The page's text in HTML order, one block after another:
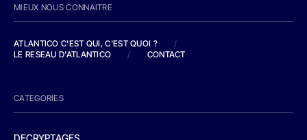
MIEUX NOUS CONNAITRE
ATLANTICO C'EST QUI, C'EST QUOI ?
/
LE RESEAU D'ATLANTICO
/ CONTACT
CATEGORIES
DECRYPTAGES